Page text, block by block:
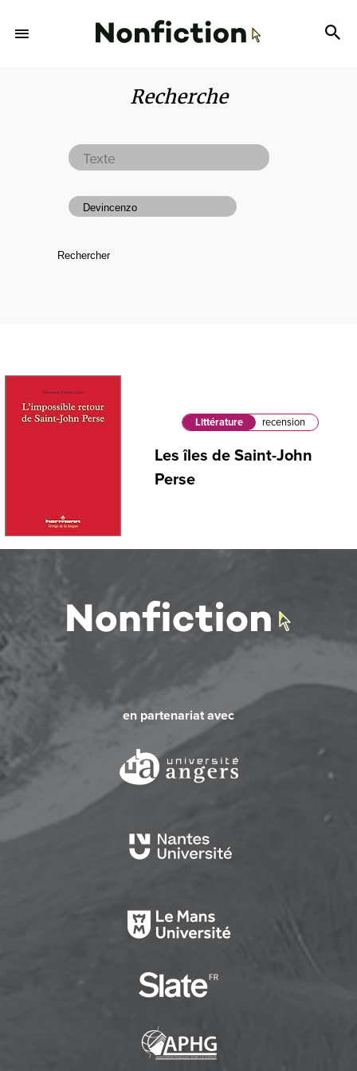
Recherche
Littérature recension
Les îles de Saint-John
Perse
en partenariat avec